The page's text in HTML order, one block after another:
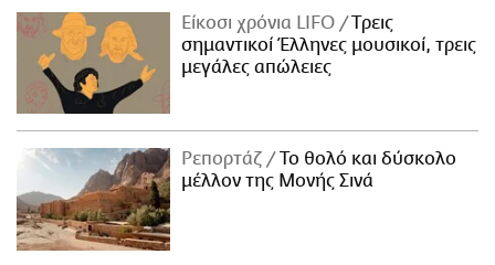
Είκοσι χρόνια LIFO
Tρεις
σημαντικοί Έλληνες μουσικοί, τρεις
μεγάλες απώλειες
Ρεπορτάζ
Το θολό και δύσκολο
μέλλον της Μονής Σινά